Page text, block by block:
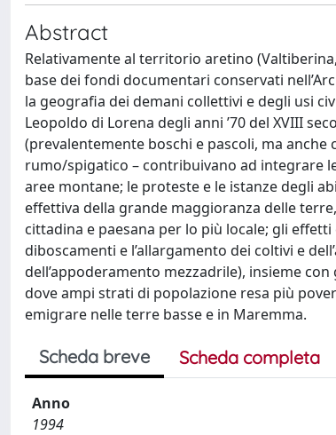
Abstract
Relativamente al territorio aretino
base dei fondi documentari conservati
la geografia dei demani collettivi e degli usi
Leopoldo di Lorena degli anni ’70 del XVIII
(prevalentemente boschi e pascoli, ma
rumo/spigatico – contribuivano ad integrare
aree montane; le proteste e le istanze degli
effettiva della grande maggioranza delle
cittadina e paesana per lo più locale; gli
diboscamenti e l’allargamento dei coltivi e
dell’appoderamento mezzadrile), insieme
dove ampi strati di popolazione resa più
emigrare nelle terre basse e in Maremma.
Scheda breve Scheda completa
Anno
1994